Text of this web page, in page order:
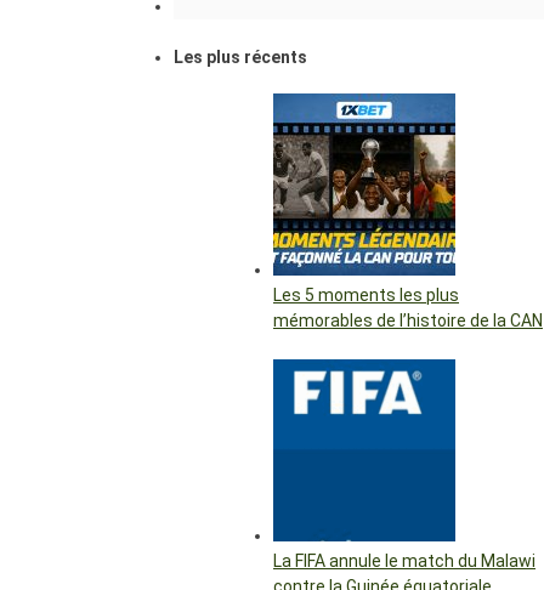
Les plus récents
Les 5 moments les plus
mémorables de l’histoire de la CAN
La FIFA annule le match du Malawi
contre la Guinée équatoriale